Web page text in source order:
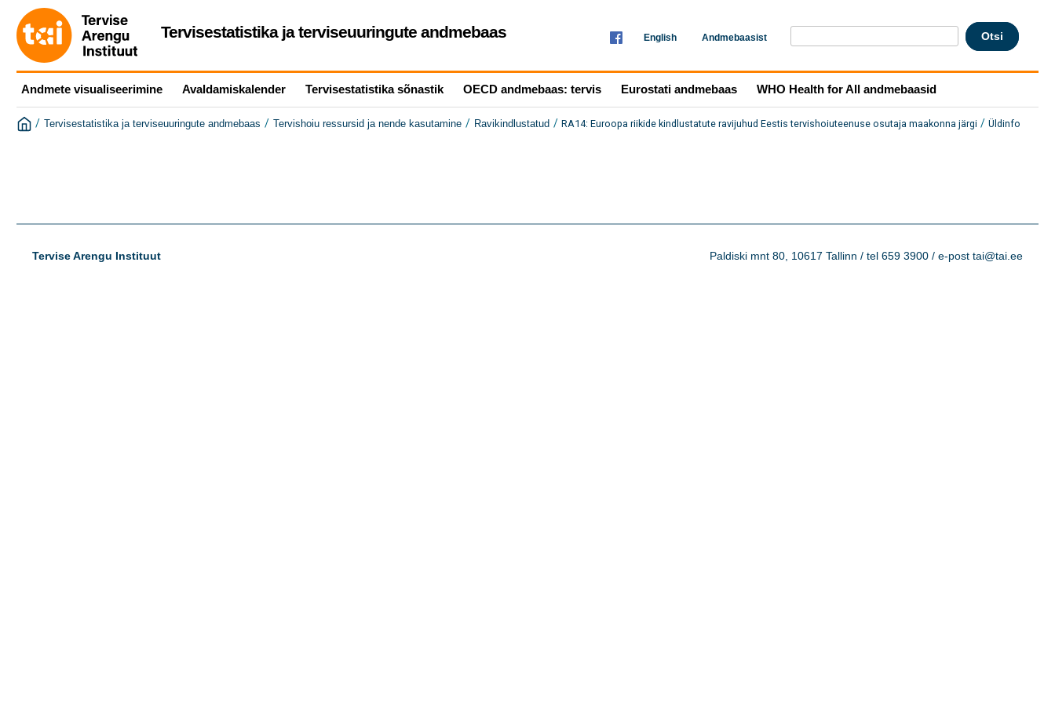
Tervisestatistika ja terviseuuringute andmebaas English Andmebaasist
Andmete visualiseerimine Avaldamiskalender Tervisestatistika sõnastik OECD andmebaas: tervis Eurostati andmebaas WHO Health for All andmebaasid
/ Tervisestatistika ja terviseuuringute andmebaas / Tervishoiu ressursid ja nende kasutamine / Ravikindlustatud / RA14: Euroopa riikide kindlustatute ravijuhud Eestis tervishoiuteenuse osutaja maakonna järgi / Üldinfo
Tervise Arengu Instituut Paldiski mnt 80, 10617 Tallinn / tel 659 3900 / e-post tai@tai.ee